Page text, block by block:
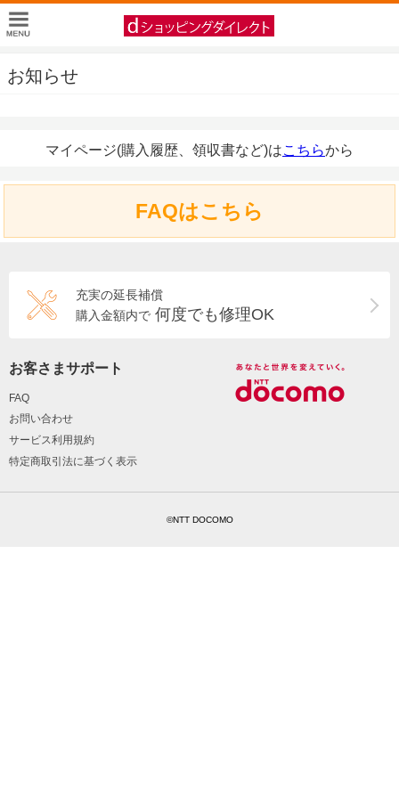
お知らせ
マイページ(購入履歴、領収書など)はこちらから
FAQはこちら
充実の延長補償
購入金額内で 何度でも修理OK
お客さまサポート
FAQ
お問い合わせ
サービス利用規約
特定商取引法に基づく表示
©NTT DOCOMO